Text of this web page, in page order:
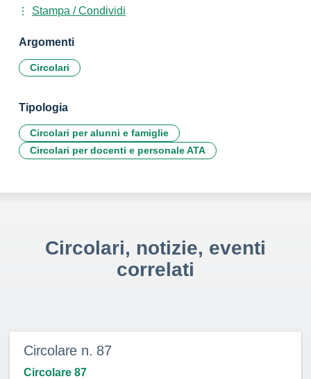
Stampa / Condividi
Argomenti
Circolari
Tipologia
Circolari per alunni e famiglie
Circolari per docenti e personale ATA
Circolari, notizie, eventi
correlati
Circolare n. 87
Circolare 87